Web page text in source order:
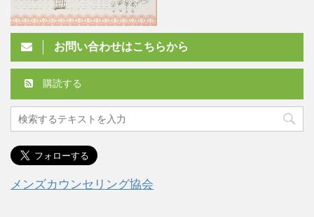
お問い合わせはこちらから
購読する
メンズカウンセリング協会